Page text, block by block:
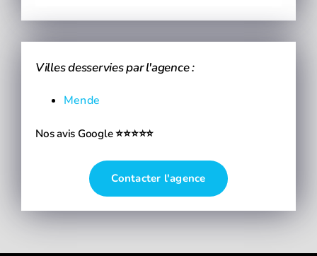
Villes desservies par l'agence :
Mende
Nos avis Google ⭐⭐⭐⭐⭐
Contacter l'agence